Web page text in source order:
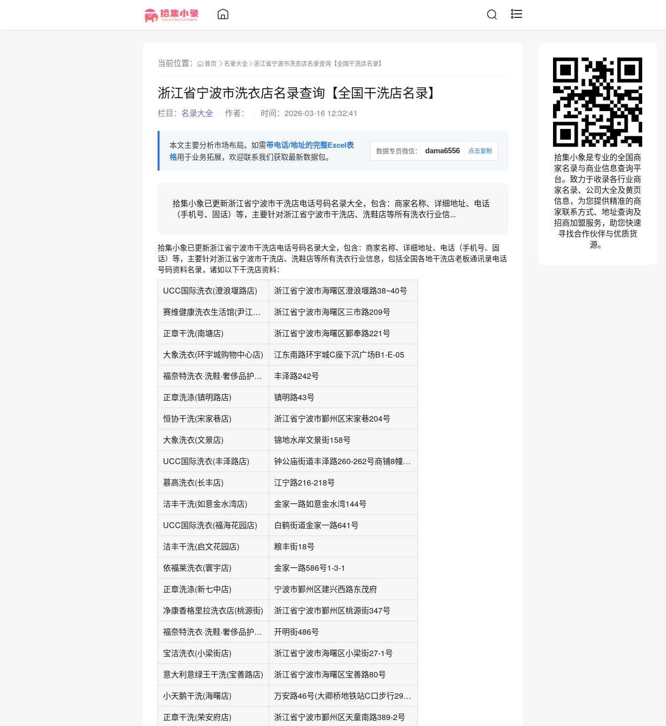
当前位置： 首页 名录大全 浙江省宁波市洗衣店名录查询【全国干洗店名录】
浙江省宁波市洗衣店名录查询【全国干洗店名录】
栏目： 名录大全 作者： 时间： 2026-03-16 12:32:41
本文主要分析市场布局。如需带电话/地址的完整Excel表
格用于业务拓展，欢迎联系我们获取最新数据包。
数据专员微信： dama6556 点击复制
拾集小象已更新浙江省宁波市干洗店电话号码名录大全，包含：商家名称、详细地址、电话
（手机号、固话）等，主要针对浙江省宁波市干洗店、洗鞋店等所有洗衣行业信...
拾集小象已更新浙江省宁波市干洗店电话号码名录大全，包含：商家名称、详细地址、电话（手机号、固
话）等，主要针对浙江省宁波市干洗店、洗鞋店等所有洗衣行业信息，包括全国各地干洗店老板通讯录电话
号码资料名录，诸如以下干洗店资料：
UCC国际洗衣(澄浪堰路店)
浙江省宁波市海曙区澄浪堰路38~40号
赛维健康洗衣生活馆(尹江岸店)
浙江省宁波市海曙区三市路209号
正章干洗(南塘店)
浙江省宁波市海曙区鄞奉路221号
大象洗衣(环宇城购物中心店)
江东南路环宇城C座下沉广场B1-E-05
福奈特洗衣·洗鞋·奢侈品护理(丰泽路店)
丰泽路242号
正章洗涤(镇明路店)
镇明路43号
恒协干洗(宋家巷店)
浙江省宁波市鄞州区宋家巷204号
大象洗衣(文景店)
锦地水岸文景街158号
UCC国际洗衣(丰泽路店)
钟公庙街道丰泽路260-262号商铺8幢105
慕高洗衣(长丰店)
江宁路216-218号
洁丰干洗(如意金水湾店)
金家一路如意金水湾144号
UCC国际洗衣(福海花园店)
白鹤街道金家一路641号
洁丰干洗(启文花园店)
粮丰街18号
依福莱洗衣(寰宇店)
金家一路586号1-3-1
正章洗涤(新七中店)
宁波市鄞州区建兴西路东茂府
净康香格里拉洗衣店(桃源街)
浙江省宁波市鄞州区桃源街347号
福奈特洗衣·洗鞋·奢侈品护理(开明街店)
开明街486号
宝洁洗衣(小梁街店)
浙江省宁波市海曙区小梁街27-1号
意大利意绿王干洗(宝善路店)
浙江省宁波市海曙区宝善路80号
小天鹅干洗(海曙店)
万安路46号(大卿桥地铁站C口步行290米)
正章干洗(荣安府店)
浙江省宁波市鄞州区天童南路389-2号
拾集小象是专业的全国商
家名录与商业信息查询平
台。致力于收录各行业商
家名录、公司大全及黄页
信息，为您提供精准的商
家联系方式、地址查询及
招商加盟服务，助您快速
寻找合作伙伴与优质货
源。